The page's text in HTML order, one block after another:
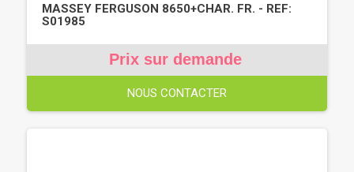
MASSEY FERGUSON 8650+CHAR. FR. - REF:
S01985
Prix sur demande
NOUS CONTACTER